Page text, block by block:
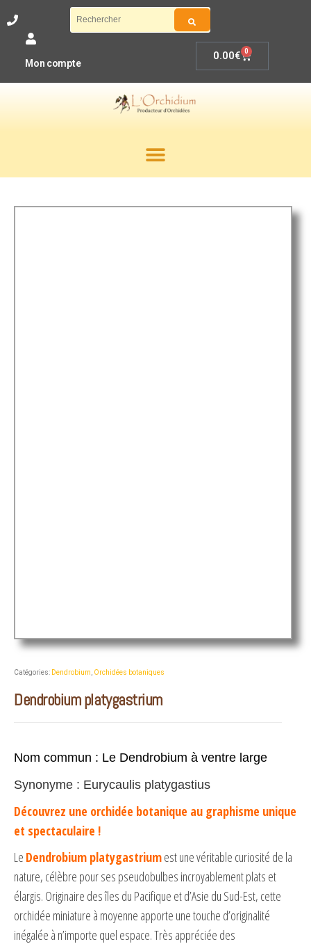
Mon compte
0.00€ 0
Catégories: Dendrobium Orchidées botaniques
Dendrobium platygastrium
Nom commun : Le Dendrobium à ventre large
Synonyme : Eurycaulis platygastius
Découvrez une orchidée botanique au graphisme unique
et spectaculaire !
Le Dendrobium platygastriumest une véritable curiosité de la
nature, célèbre pour ses pseudobulbes incroyablement plats et
élargis. Originaire des îles du Pacifique et d’Asie du Sud-Est, cette
orchidée miniature à moyenne apporte une touche d’originalité
inégalée à n’importe quel espace. Très appréciée des